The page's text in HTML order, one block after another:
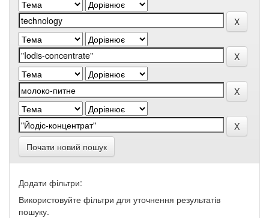
Почати новий пошук
Додати фільтри:
Використовуйте фільтри для уточнення результатів
пошуку.